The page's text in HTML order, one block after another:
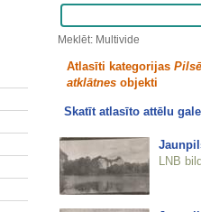
Meklēt: Multivide
Atlasīti kategorijas
atklātnesobjekti
Skatīt atlasīto attēlu
LNB